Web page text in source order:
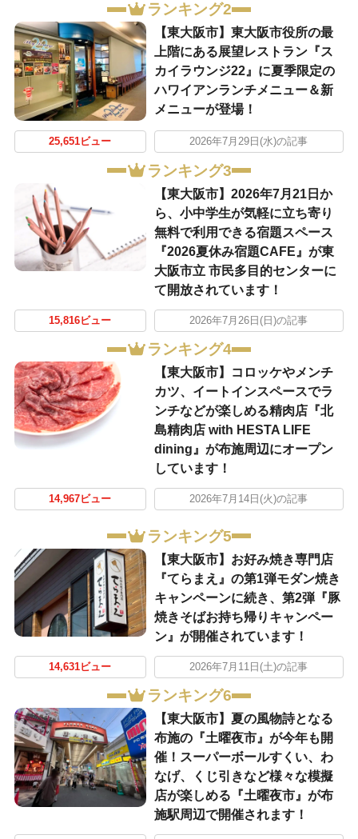
ランキング2
【東大阪市】東大阪市役所の最
上階にある展望レストラン『ス
カイラウンジ22』に夏季限定の
ハワイアンランチメニュー＆新
メニューが登場！
25,651ビュー 2026年7月29日(水)の記事
ランキング3
【東大阪市】2026年7月21日か
ら、小中学生が気軽に立ち寄り
無料で利用できる宿題スペース
『2026夏休み宿題CAFE』が東
大阪市立 市民多目的センターに
て開放されています！
15,816ビュー 2026年7月26日(日)の記事
ランキング4
【東大阪市】コロッケやメンチ
カツ、イートインスペースでラ
ンチなどが楽しめる精肉店『北
島精肉店 with HESTA LIFE
dining』が布施周辺にオープン
しています！
14,967ビュー 2026年7月14日(火)の記事
ランキング5
【東大阪市】お好み焼き専門店
『てらまえ』の第1弾モダン焼き
キャンペーンに続き、第2弾『豚
焼きそばお持ち帰りキャンペー
ン』が開催されています！
14,631ビュー 2026年7月11日(土)の記事
ランキング6
【東大阪市】夏の風物詩となる
布施の『土曜夜市』が今年も開
催！スーパーボールすくい、わ
なげ、くじ引きなど様々な模擬
店が楽しめる『土曜夜市』が布
施駅周辺で開催されます！